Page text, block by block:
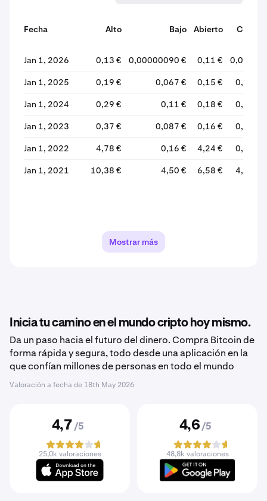
Fecha Alto Bajo Abierto Cerrar
Jan 1, 2026 0,13 € 0,00000090 € 0,11 € 0,029 €
Jan 1, 2025 0,19 € 0,067 € 0,15 € 0,11 €
Jan 1, 2024 0,29 € 0,11 € 0,18 € 0,15 €
Jan 1, 2023 0,37 € 0,087 € 0,16 € 0,18 €
Jan 1, 2022 4,78 € 0,16 € 4,24 € 0,16 €
Jan 1, 2021 10,38 € 4,50 € 6,58 € 4,50 €
Mostrar más
Inicia tu camino en el mundo cripto hoy mismo.
Da un paso hacia el futuro del dinero. Compra Bitcoin de
forma rápida y segura, todo desde una aplicación en la
que confían millones de personas en todo el mundo
Valoración a fecha de 18th May 2026
4,7 /5
25,0k valoraciones
4,6 /5
48,8k valoraciones